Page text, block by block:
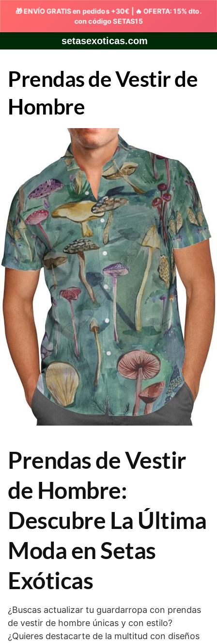
to
setasexoticas.com
Prendas de Vestir de
Hombre
Prendas de Vestir
de Hombre:
Descubre La Última
Moda en Setas
Exóticas
¿Buscas actualizar tu guardarropa con prendas
de vestir de hombre únicas y con estilo?
¿Quieres destacarte de la multitud con diseños